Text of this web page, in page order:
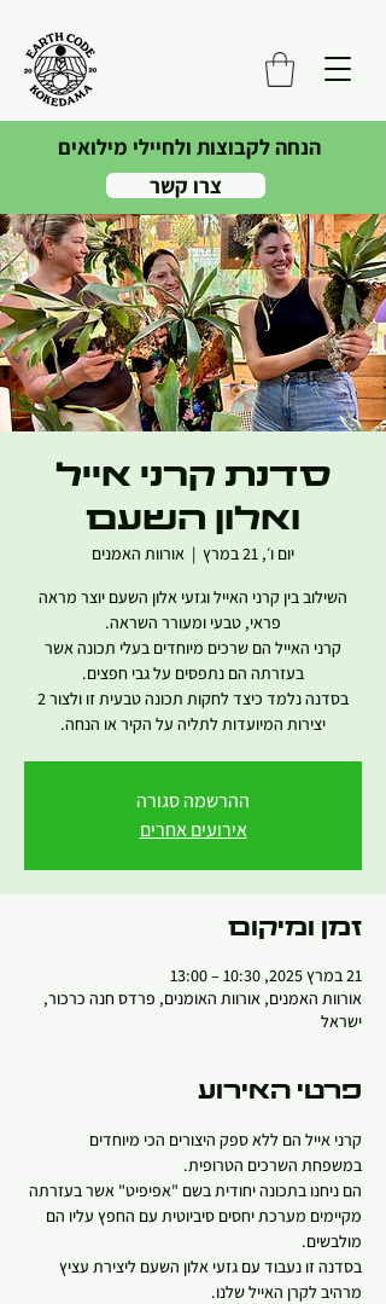
הנחה לקבוצות ולחיילי מילואים
צרו קשר
סדנת קרני אייל
ואלון השעם
יום ו׳, 21 במרץ
  |
אורוות האמנים
השילוב בין קרני האייל וגזעי אלון השעם יוצר מראה
קרני האייל הם שרכים מיוחדים בעלי תכונה אשר
בסדנה נלמד כיצד לחקות תכונה טבעית זו ולצור 2
יצירות המיועדות לתליה על הקיר או הנחה.
ההרשמה סגורה
אירועים אחרים
זמן ומיקום
21 במרץ 2025, 10:30 – 13:00
אורוות האמנים, אורוות האומנים, פרדס חנה כרכור,
ישראל
פרטי האירוע
קרני אייל הם ללא ספק היצורים הכי מיוחדים
במשפחת השרכים הטרופית.
הם ניחנו בתכונה יחודית בשם "אפיפיט" אשר בעזרתה
מקיימים מערכת יחסים סיביוטית עם החפץ עליו הם
מולבשים.
בסדנה זו נעבוד עם גזעי אלון השעם ליצירת עציץ
מרהיב לקרן האייל שלנו.